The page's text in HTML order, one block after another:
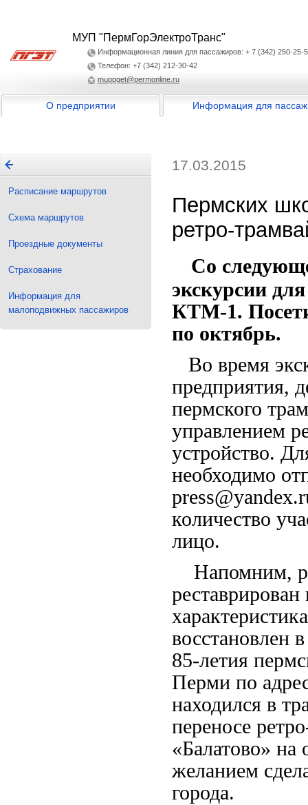
МУП "ПермГорЭлектроТранс"
Информационная линия для пассажиров: + 7 (342) 250-25-
Телефон: +7 (342) 212-30-42
muppget@permonline.ru
О предприятии Информация для
Расписание маршрутов
Схема маршрутов
Проездные документы
Страхование
Информация для
малоподвижных пассажиров
17.03.2015
Пермских
ретро-
Со
экскурсии
КТМ-1.
по октябрь.
Во время
предприятия,
пермского
управлением
устройство.
необходимо
количество
лицо.
Напомним,
восстановлен
85-летия
Перми по
находился в
переносе
«Балатово»
желанием
города.